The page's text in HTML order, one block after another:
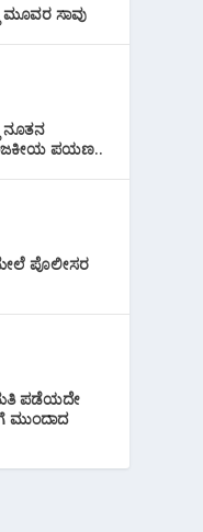
ಮೂವರ ಸಾವು
ನೂತನ
ಪಯಣ..
ಪೊಲೀಸರ
ಪಡೆಯದೇ
ಮುಂದಾದ